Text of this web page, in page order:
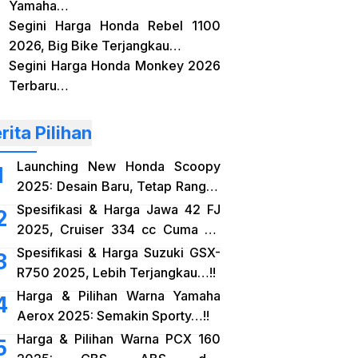
Yamaha…
Segini Harga Honda Rebel 1100
2026, Big Bike Terjangkau…
Segini Harga Honda Monkey 2026
Terbaru…
Pilihan
Launching New Honda Scoopy
2025: Desain Baru, Tetap Rangka
eSAF…!!
Spesifikasi & Harga Jawa 42 FJ
2025, Cruiser 334 cc Cuma 38
Jutaan…!!
Spesifikasi & Harga Suzuki GSX-
R750 2025, Lebih Terjangkau…!!
Harga & Pilihan Warna Yamaha
Aerox 2025: Semakin Sporty…!!
Harga & Pilihan Warna PCX 160